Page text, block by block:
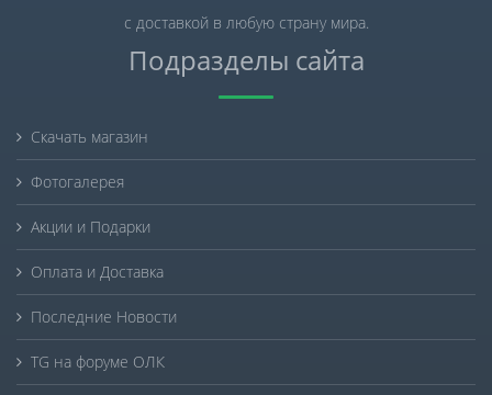
с доставкой в любую страну мира.
Подразделы сайта
Скачать магазин
Фотогалерея
Акции и Подарки
Оплата и Доставка
Последние Новости
TG на форуме ОЛК